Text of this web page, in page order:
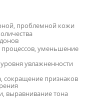
проблемной кожи
уменьшение
увлажненности
сокращение признаков
выравнивание тона